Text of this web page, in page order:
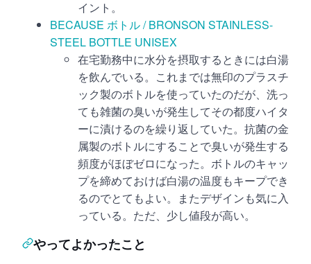
イント。
BECAUSE ボトル / BRONSON STAINLESS-
STEEL BOTTLE UNISEX
在宅勤務中に水分を摂取するときには白湯
を飲んでいる。これまでは無印のプラスチ
ック製のボトルを使っていたのだが、洗っ
ても雑菌の臭いが発生してその都度ハイタ
ーに漬けるのを繰り返していた。抗菌の金
属製のボトルにすることで臭いが発生する
頻度がほぼゼロになった。ボトルのキャッ
プを締めておけば白湯の温度もキープでき
るのでとてもよい。またデザインも気に入
っている。ただ、少し値段が高い。
やってよかったこと